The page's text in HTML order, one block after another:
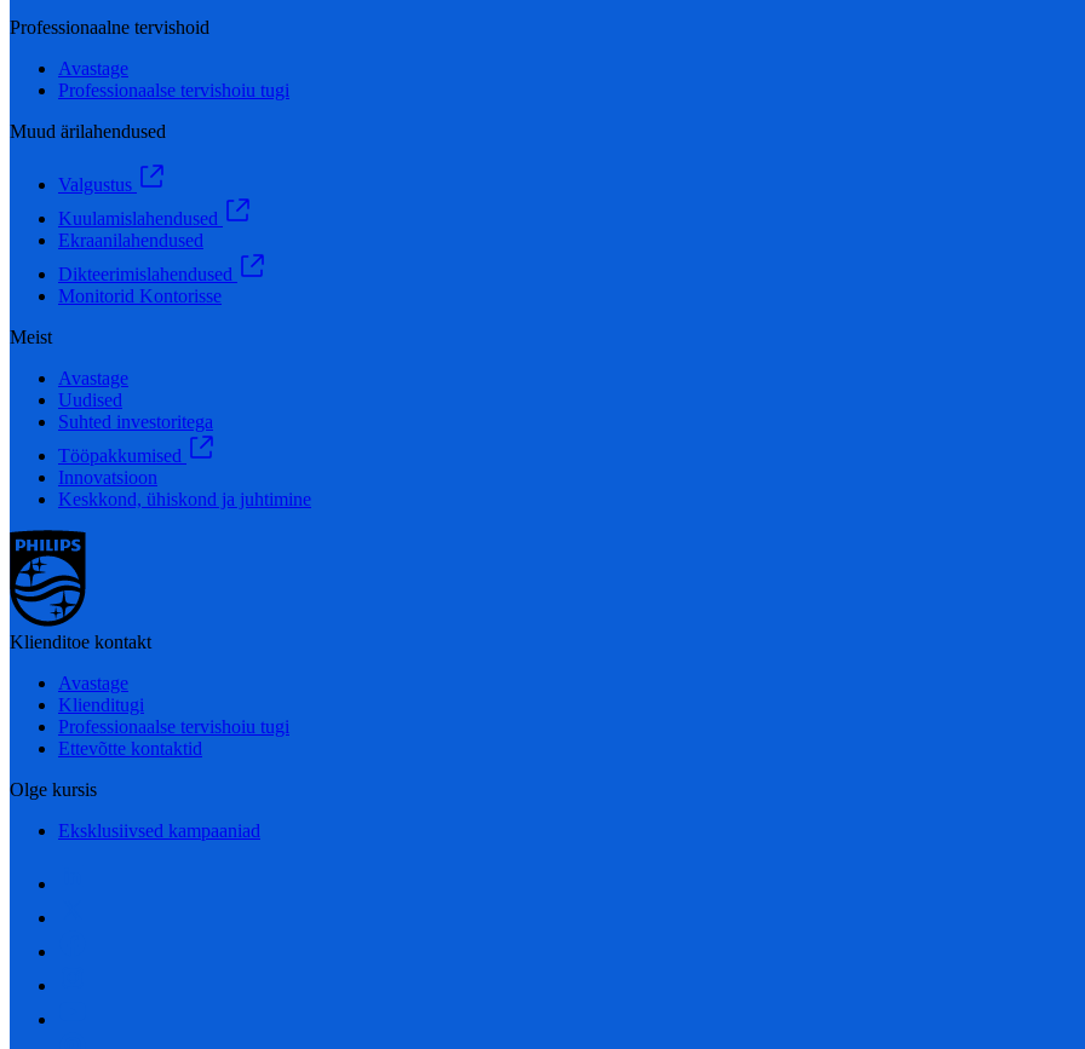
Professionaalne tervishoid
Avastage
Professionaalse tervishoiu tugi
Muud ärilahendused
Valgustus
Kuulamislahendused
Ekraanilahendused
Dikteerimislahendused
Monitorid Kontorisse
Meist
Avastage
Uudised
Suhted investoritega
Tööpakkumised
Innovatsioon
Keskkond, ühiskond ja juhtimine
Klienditoe kontakt
Avastage
Klienditugi
Professionaalse tervishoiu tugi
Ettevõtte kontaktid
Olge kursis
Eksklusiivsed kampaaniad